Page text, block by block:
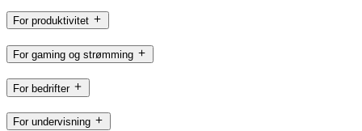
For produktivitet
For gaming og strømming
For bedrifter
For undervisning